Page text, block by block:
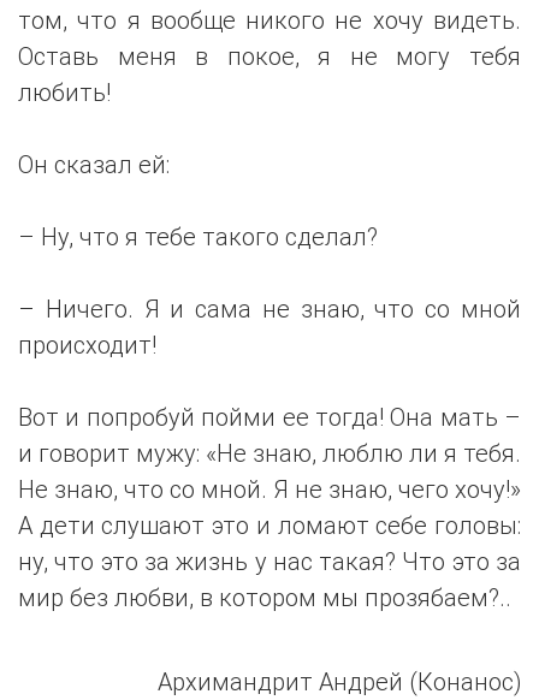
том, что я вообще никого не хочу видеть.
Оставь меня в покое, я не могу тебя
любить!
Он сказал ей:
– Ну, что я тебе такого сделал?
– Ничего. Я и сама не знаю, что со мной
происходит!
Вот и попробуй пойми ее тогда! Она мать –
и говорит мужу: «Не знаю, люблю ли я тебя.
Не знаю, что со мной. Я не знаю, чего хочу!»
А дети слушают это и ломают себе головы:
ну, что это за жизнь у нас такая? Что это за
мир без любви, в котором мы прозябаем?..
Архимандрит Андрей (Конанос)